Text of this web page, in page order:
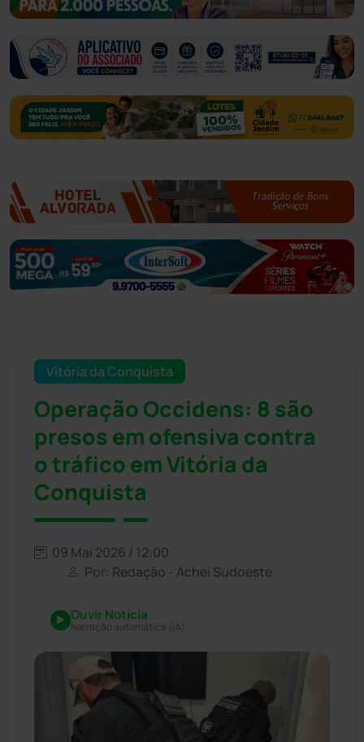
Vitória da Conquista
Operação Occidens: 8 são
presos em ofensiva contra
o tráfico em Vitória da
Conquista
09 Mai 2026 / 12:00
Por: Redação - Achei Sudoeste
Ouvir Notícia
Narração automática (IA)